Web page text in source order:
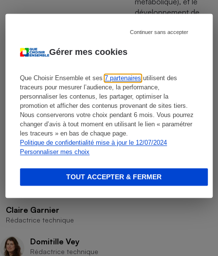
Gérer mes cookies
Que Choisir Ensemble et ses7 partenaires utilisent des
traceurs pour mesurer l’audience, la performance,
personnaliser les contenus, les partager, optimiser la
promotion et afficher des contenus provenant de sites tiers.
Nous conserverons votre choix pendant 6 mois. Vous pourrez
changer d’avis à tout moment en utilisant le lien « paramétrer
les traceurs » en bas de chaque page.
Politique de confidentialité mise à jour le 12/07/2024
Personnaliser mes choix
Continuer sans accepter
TOUT ACCEPTER & FERMER
développement de
pourraient également
auto-immunes.
L'inflammation
intestinale chronique
occasionnée par ces
émulsifiants pourrait
promouvoir l'apparition
d'un cancer du côlon.
Cécile Lelasseux
Rédactrice technique
Claire Garnier
Rédactrice technique
Domitille Vey
Rédactrice technique